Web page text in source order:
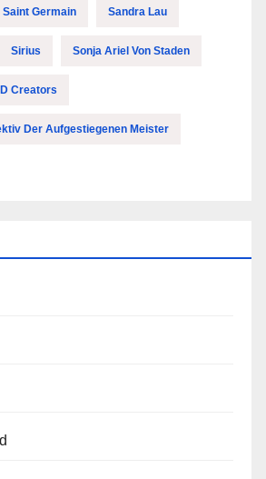
Saint Germain Sandra Lau
Sirius Sonja Ariel Von Staden
Creators
Der Aufgestiegenen Meister